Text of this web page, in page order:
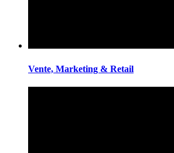
Vente, Marketing & Retail